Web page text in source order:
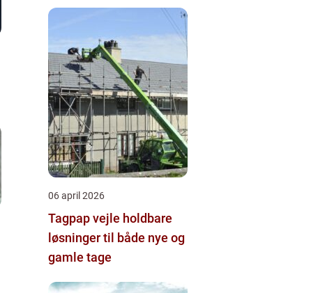
06 april 2026
Tagpap vejle holdbare
løsninger til både nye og
gamle tage